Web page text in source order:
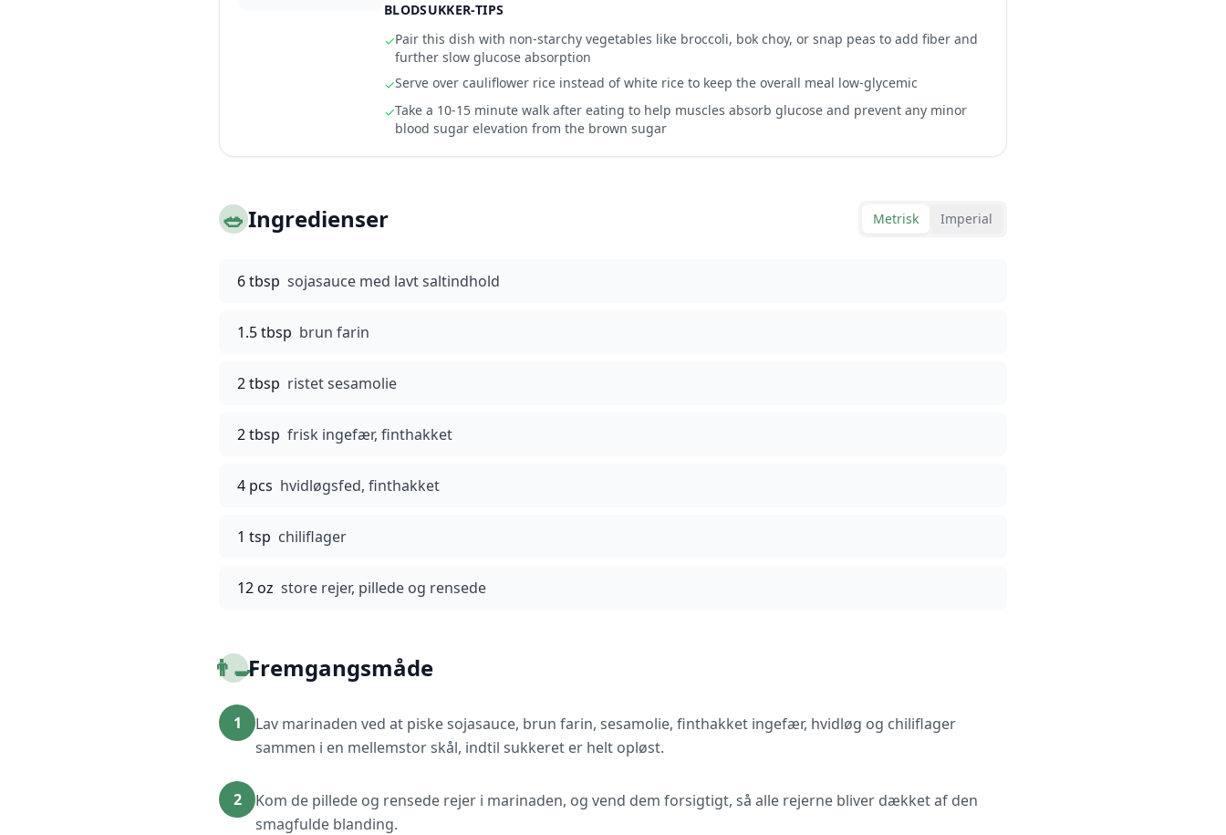
BLODSUKKER-TIPS
✓Pair this dish with non-starchy vegetables like broccoli, bok choy, or snap peas to add fiber and
further slow glucose absorption
✓Serve over cauliflower rice instead of white rice to keep the overall meal low-glycemic
✓Take a 10-15 minute walk after eating to help muscles absorb glucose and prevent any minor
blood sugar elevation from the brown sugar
🥗Ingredienser Metrisk Imperial
6 tbsp sojasauce med lavt saltindhold
1.5 tbsp brun farin
2 tbsp ristet sesamolie
2 tbsp frisk ingefær, finthakket
4 pcs hvidløgsfed, finthakket
1 tsp chiliflager
12 oz store rejer, pillede og rensede
👨‍🍳Fremgangsmåde
1
Lav marinaden ved at piske sojasauce, brun farin, sesamolie, finthakket ingefær, hvidløg og chiliflager
sammen i en mellemstor skål, indtil sukkeret er helt opløst.
2
Kom de pillede og rensede rejer i marinaden, og vend dem forsigtigt, så alle rejerne bliver dækket af den
smagfulde blanding.